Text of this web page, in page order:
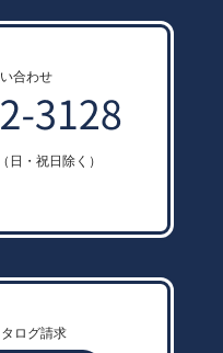
合わせ
日・祝日除く）
ログ請求